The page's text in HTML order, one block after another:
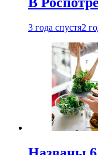
3 года спустя2